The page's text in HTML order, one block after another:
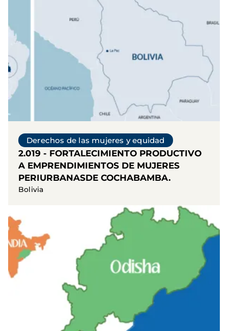
Derechos de las mujeres y equidad
2.019 - FORTALECIMIENTO PRODUCTIVO
A EMPRENDIMIENTOS DE MUJERES
PERIURBANASDE COCHABAMBA.
Bolivia